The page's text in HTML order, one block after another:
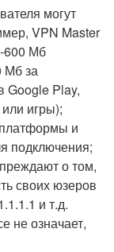
могут
VPN Master
600 Мб
Мб за
Google Play,
игры);
и
подключения;
о том,
своих юзеров
и т.д.
не означает,